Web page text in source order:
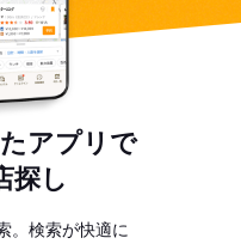
アプリで
探し
。検索が快適に